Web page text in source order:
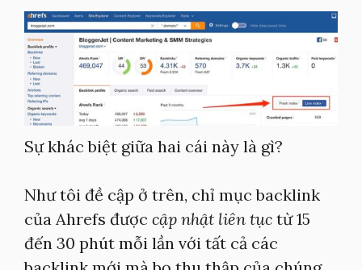
Sự khác biệt giữa hai cái này là gì?
Như tôi đề cập ở trên, chỉ mục backlink
của Ahrefs được cập nhật liên tục từ 15
đến 30 phút mỗi lần với tất cả các